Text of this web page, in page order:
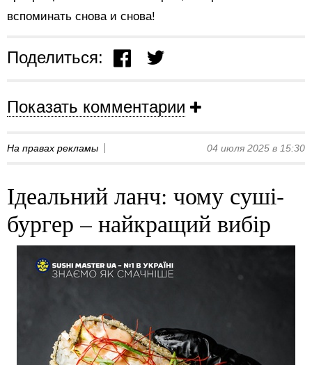
вспоминать снова и снова!
Поделиться:
Показать комментарии
На правах рекламы 04 июля 2025 в 15:30
Ідеальний ланч: чому суші-
бургер – найкращий вибір